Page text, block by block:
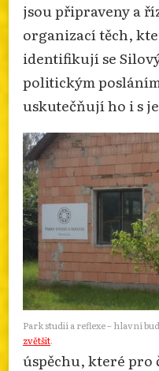
jsou připraveny a
organizací těch,
identifikují se
politickým
uskutečňují ho i s
Park studií a reflexe – hlavní
zvětšit.
úspěchu, které pro